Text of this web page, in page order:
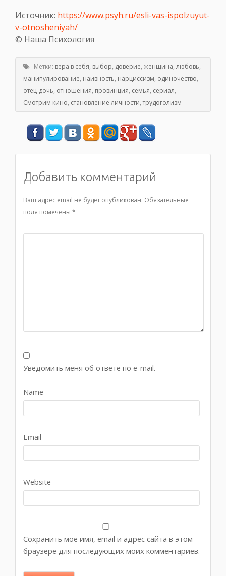
Источник: https://www.psyh.ru/esli-vas-ispolzuyut-
v-otnosheniyah/
© Наша Психология
Метки: вера в себя, выбор, доверие, женщина, любовь,
манипулирование, наивность, нарциссизм, одиночество,
отец-дочь, отношения, провинция, семья, сериал,
Смотрим кино, становление личности,трудоголизм
Добавить комментарий
Ваш адрес email не будет опубликован. Обязательные
поля помечены *
Уведомить меня об ответе по e-mail.
Name
Email
Website
Сохранить моё имя, email и адрес сайта в этом
браузере для последующих моих комментариев.